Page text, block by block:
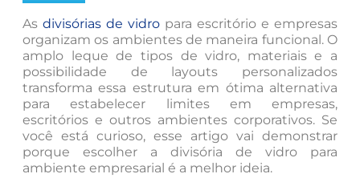
As divisórias de vidro para escritório e empresas
organizam os ambientes de maneira funcional. O
amplo leque de tipos de vidro, materiais e a
possibilidade de layouts personalizados
transforma essa estrutura em ótima alternativa
para estabelecer limites em empresas,
escritórios e outros ambientes corporativos. Se
você está curioso, esse artigo vai demonstrar
porque escolher a divisória de vidro para
ambiente empresarial é a melhor ideia.